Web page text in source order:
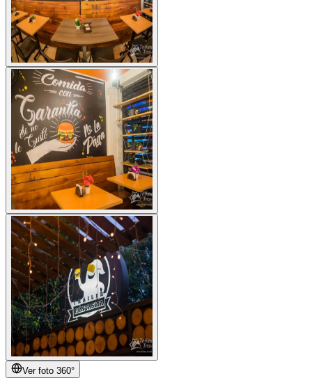
Ver foto 360°